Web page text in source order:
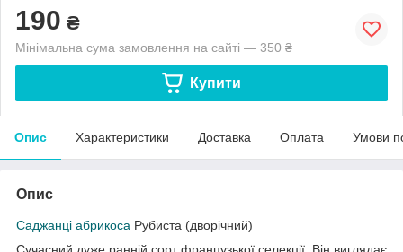
190 ₴
Мінімальна сума замовлення на сайті — 350 ₴
Купити
Опис Характеристики Доставка Оплата Умови
Опис
Саджанці абрикоса Рубиста (дворічний)
Сучасний дуже ранній сорт французької селекції. Він виглядає